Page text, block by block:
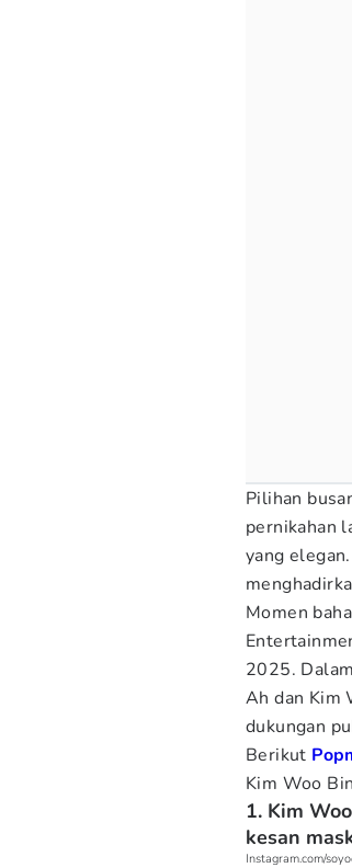
Pilihan
pernikahan
yang
Momen
2025.
Ah dan Kim
dukungan
Berikut
Kim Woo
1. Kim
kesan
Instagram.com/